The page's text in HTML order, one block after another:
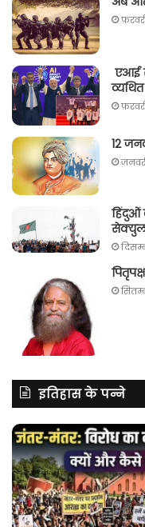
एआई
12
हिंदुओं
इतिहास के पन्ने